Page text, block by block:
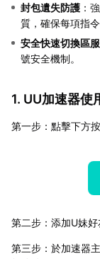
封包遺失防護 ：
質，確保每項指
安全快速切換區服
號安全機制。
1. UU加速器使
第一步：點擊下方
第二步：添加U妹好
第三步：於加速器